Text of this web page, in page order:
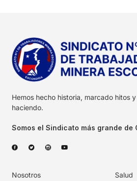
Hemos hecho historia, marcado hitos
haciendo.
Somos el Sindicato más grande de
Nosotros
Salud